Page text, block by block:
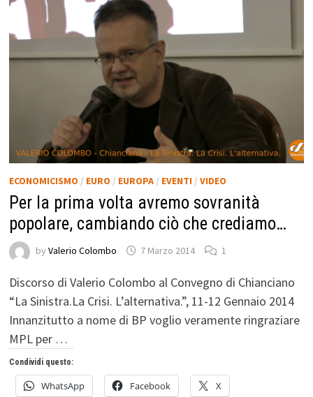
ECONOMICISMO / EURO / EUROPA/ EVENTI / VIDEO
Per la prima volta avremo sovranità
popolare, cambiando ciò che crediamo…
by Valerio Colombo 7 Marzo 2014 1
Discorso di Valerio Colombo al Convegno di Chianciano
“La Sinistra.La Crisi. L’alternativa.”, 11-12 Gennaio 2014
Innanzitutto a nome di BP voglio veramente ringraziare
MPL per …
Condividi questo:
WhatsApp Facebook X